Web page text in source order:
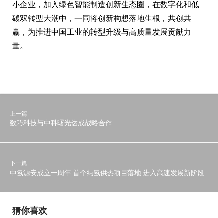
小企业，加入绿色智能制造创新生态圈，在数字化和低
碳双转型大潮中，一同将创新构想落地生根，共创共
赢，为推进中国工业的转型升级与高质量发展贡献力
量。
上一篇
数巧科技与中科曙光达成战略合作
下一篇
中氢源安成立一周年 首个纯氢供热项目落地 进入高速发展新阶段
猜你喜欢